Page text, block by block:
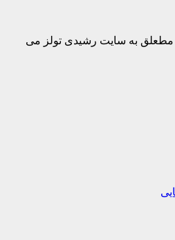
به سایت رشیدی تولز می